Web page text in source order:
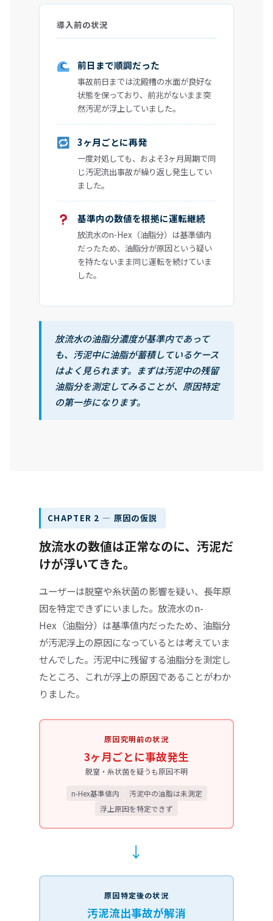
導入前の状況
前日まで順調だった
事故前日までは沈殿槽の水面が良好な
状態を保っており、前兆がないまま突
然汚泥が浮上していました。
3ヶ月ごとに再発
一度対処しても、およそ3ヶ月周期で同
じ汚泥流出事故が繰り返し発生してい
ました。
基準内の数値を根拠に運転継続
放流水のn-Hex（油脂分）は基準値内
だったため、油脂分が原因という疑い
を持たないまま同じ運転を続けていま
した。
放流水の油脂分濃度が基準内であって
も、汚泥中に油脂が蓄積しているケース
はよく見られます。まずは汚泥中の残留
油脂分を測定してみることが、原因特定
の第一歩になります。
CHAPTER 2 ― 原因の仮説
放流水の数値は正常なのに、汚泥だ
けが浮いてきた。
ユーザーは脱窒や糸状菌の影響を疑い、長年原
因を特定できずにいました。放流水のn-
Hex（油脂分）は基準値内だったため、油脂分
が汚泥浮上の原因になっているとは考えていま
せんでした。汚泥中に残留する油脂分を測定し
たところ、これが浮上の原因であることがわか
りました。
原因究明前の状況
3ヶ月ごとに事故発生
脱窒・糸状菌を疑うも原因不明
n-Hex基準値内
汚泥中の油脂は未測定
浮上原因を特定できず
→
原因特定後の状況
汚泥流出事故が解消